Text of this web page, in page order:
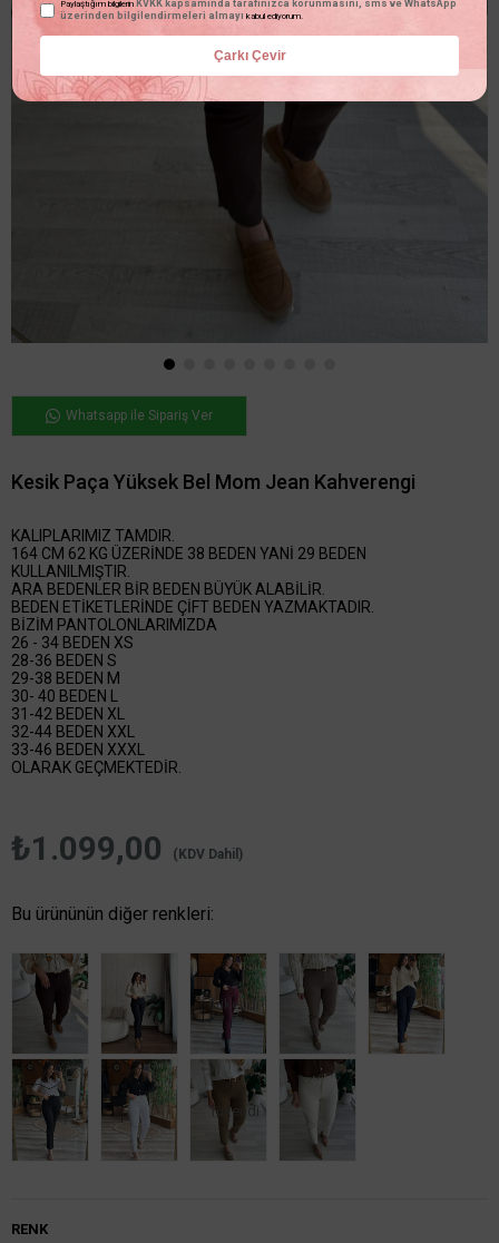
Whatsapp ile Sipariş Ver
Kesik Paça Yüksek Bel Mom Jean Kahverengi
KALIPLARIMIZ TAMDIR.
164 CM 62 KG ÜZERİNDE 38 BEDEN YANİ 29 BEDEN
KULLANILMIŞTIR.
ARA BEDENLER BİR BEDEN BÜYÜK ALABİLİR.
BEDEN ETİKETLERİNDE ÇİFT BEDEN YAZMAKTADIR.
BİZİM PANTOLONLARIMIZDA
26 - 34 BEDEN XS
28-36 BEDEN S
29-38 BEDEN M
30- 40 BEDEN L
31-42 BEDEN XL
32-44 BEDEN XXL
33-46 BEDEN XXXL
OLARAK GEÇMEKTEDİR.
₺1.099,00 (KDV Dahil)
Bu ürününün diğer renkleri:
Tükendi
Tükendi
RENK
Paylaştığım bilgilerin KVKK kapsamında tarafınızca korunmasını, sms ve WhatsApp
üzerinden bilgilendirmeleri almayı kabul ediyorum.
Çarkı Çevir